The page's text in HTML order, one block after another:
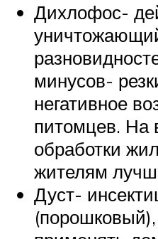
Дихлофос-
минусов-
негативное
питомцев. На
обработки
жителям
Дуст-